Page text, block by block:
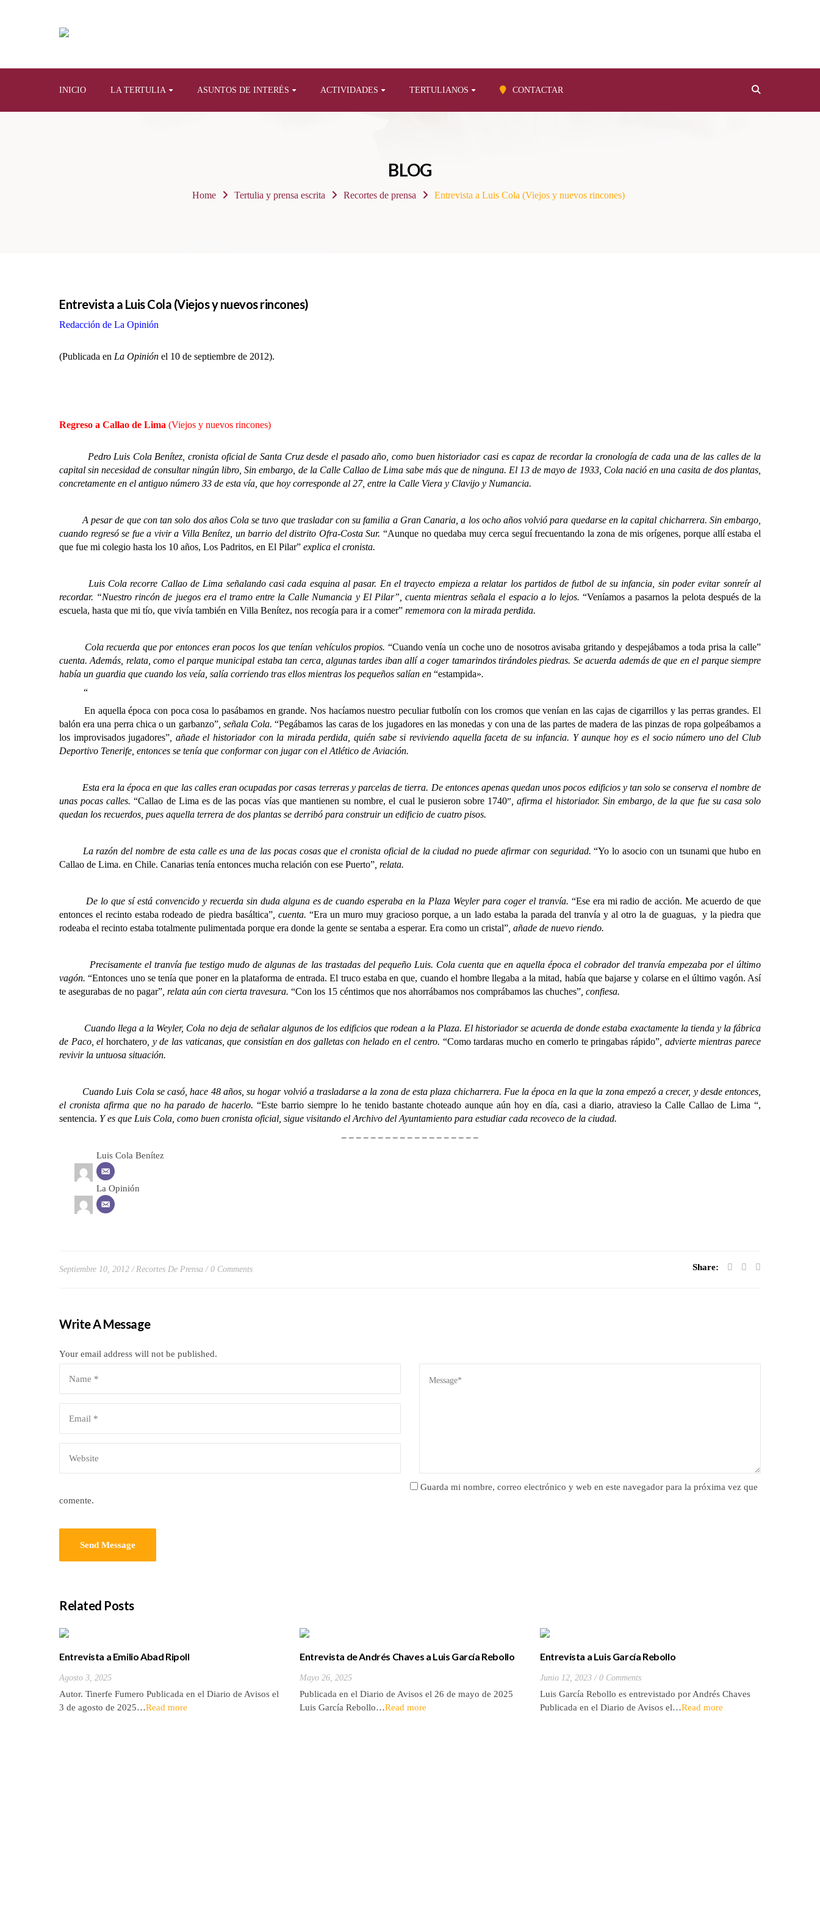
INICIO LA TERTULIA ASUNTOS DE INTERÉS ACTIVIDADES TERTULIANOS CONTACTAR
BLOG
Home Tertulia y prensa escrita Recortes de prensa Entrevista a Luis Cola (Viejos y nuevos rincones)
Entrevista a Luis Cola (Viejos y nuevos rincones)
Redacción de La Opinión
(Publicada en La Opinión el 10 de septiembre de 2012).
Regreso a Callao de Lima (Viejos y nuevos rincones)
Pedro Luis Cola Benítez, cronista oficial de Santa Cruz desde el pasado año, como buen historiador casi es capaz de recordar la cronología de cada una de las calles de la
capital sin necesidad de consultar ningún libro, Sin embargo, de la Calle Callao de Lima sabe más que de ninguna. El 13 de mayo de 1933, Cola nació en una casita de dos plantas,
concretamente en el antiguo número 33 de esta vía, que hoy corresponde al 27, entre la Calle Viera y Clavijo y Numancia.
A pesar de que con tan solo dos años Cola se tuvo que trasladar con su familia a Gran Canaria, a los ocho años volvió para quedarse en la capital chicharrera. Sin embargo,
cuando regresó se fue a vivir a Villa Benítez, un barrio del distrito Ofra-Costa Sur. “Aunque no quedaba muy cerca seguí frecuentando la zona de mis orígenes, porque allí estaba el
que fue mi colegio hasta los 10 años, Los Padritos, en El Pilar” explica el cronista.
Luis Cola recorre Callao de Lima señalando casi cada esquina al pasar. En el trayecto empieza a relatar los partidos de futbol de su infancia, sin poder evitar sonreír al
recordar. “Nuestro rincón de juegos era el tramo entre la Calle Numancia y El Pilar”, cuenta mientras señala el espacio a lo lejos.“Veníamos a pasarnos la pelota después de la
escuela, hasta que mi tío, que vivía también en Villa Benítez, nos recogía para ir a comer” rememora con la mirada perdida.
Cola recuerda que por entonces eran pocos los que tenían vehículos propios. “Cuando venía un coche uno de nosotros avisaba gritando y despejábamos a toda prisa la calle”
cuenta. Además, relata, como el parque municipal estaba tan cerca, algunas tardes iban allí a coger tamarindos tirándoles piedras. Se acuerda además de que en el parque siempre
había un guardia que cuando los veía, salía corriendo tras ellos mientras los pequeños salían en “estampida».
“
En aquella época con poca cosa lo pasábamos en grande. Nos hacíamos nuestro peculiar futbolín con los cromos que venían en las cajas de cigarrillos y las perras grandes. El
balón era una perra chica o un garbanzo”, señala Cola.“Pegábamos las caras de los jugadores en las monedas y con una de las partes de madera de las pinzas de ropa golpeábamos a
los improvisados jugadores” , añade el historiador con la mirada perdida, quién sabe si reviviendo aquella faceta de su infancia. Y aunque hoy es el socio número uno del Club
Deportivo Tenerife, entonces se tenía que conformar con jugar con el Atlético de Aviación.
Esta era la época en que las calles eran ocupadas por casas terreras y parcelas de tierra. De entonces apenas quedan unos pocos edificios y tan solo se conserva el nombre de
unas pocas calles.“Callao de Lima es de las pocas vías que mantienen su nombre, el cual le pusieron sobre 1740”
, afirma el historiador. Sin embargo, de la que fue su casa solo
quedan los recuerdos, pues aquella terrera de dos plantas se derribó para construir un edificio de cuatro pisos.
La razón del nombre de esta calle es una de las pocas cosas que el cronista oficial de la ciudad no puede afirmar con seguridad.“Yo lo asocio con un tsunami que hubo en
Callao de Lima. en Chile. Canarias tenía entonces mucha relación con ese Puerto” , relata.
De lo que sí está convencido y recuerda sin duda alguna es de cuando esperaba en la Plaza Weylerpara coger el tranvía. “Ese era mi radio de acción. Me acuerdo de que
entonces el recinto estaba rodeado de piedra basáltica”, cuenta. “Era un muro muy gracioso porque, a un lado estaba la parada del tranvía y al otro la de guaguas, y la piedra que
rodeaba el recinto estaba totalmente pulimentada porque era donde la gente se sentaba a esperar. Era como un cristal” , añade de nuevo riendo.
Precisamente el tranvía fue testigo mudo de algunas de las trastadas del pequeño Luis. Cola cuenta que en aquella época el cobrador del tranvía empezaba por el último
vagón.“Entonces uno se tenía que poner en la plataforma de entrada. El truco estaba en que, cuando el hombre llegaba a la mitad, había que bajarse y colarse en el último vagón. Así
te asegurabas de no pagar” , relata aún con cierta travesura. “Con los 15 céntimos que nos ahorrábamos nos comprábamos las chuches” , confiesa.
Cuando llega a la Weyler, Cola no deja de señalar algunos de los edificios que rodean a la Plaza. Elhistoriador se acuerda de donde estaba exactamente la tienda y la fábrica
de Paco, el horchatero, y de las vaticanas, que consistían en dos galletas con helado en el centro. “Como tardaras mucho en comerlo te pringabas rápido” , advierte mientras parece
revivir la untuosa situación.
Cuando Luis Cola se casó, hace 48 años, su hogar volvió a trasladarse a la zona de esta plaza chicharrera. Fue la época en la que la zona empezó a crecer, y desde entonces,
el cronista afirma que no ha parado de hacerlo.“Este barrio siempre lo he tenido bastante choteado aunque aún hoy en día, casi a diario, atravieso la Calle Callaode Lima “,
sentencia. Y es que Luis Cola, como buen cronista oficial, sigue visitando el Archivo del Ayuntamiento para estudiar cada recoveco de la ciudad.
– – – – – – – – – – – – – – – – – – –
Luis Cola Benítez
La Opinión
Septiembre 10, 2012 Recortes De Prensa 0 Comments Share:
Write A Message
Your email address will not be published.
Guarda mi nombre, correo electrónico y web en este navegador para la próxima vez que
comente.
Related Posts
Entrevista a Emilio Abad Ripoll
Agosto 3, 2025
Autor. Tinerfe Fumero Publicada en el Diario de Avisos el
3 de agosto de 2025…Read more
Entrevista de Andrés Chaves a Luis García Rebollo
Mayo 26, 2025
Publicada en el Diario de Avisos el 26 de mayo de 2025
Luis García Rebollo…Read more
Entrevista a Luis García Rebollo
Junio 12, 2023 0 Comments
Luis García Rebollo es entrevistado por Andrés Chaves
Publicada en el Diario de Avisos el…Read more